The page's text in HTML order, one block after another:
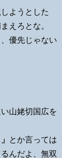
ようとした
えろとな。
優先じゃない
山姥切国広を
とか言っては
んだよ、無双